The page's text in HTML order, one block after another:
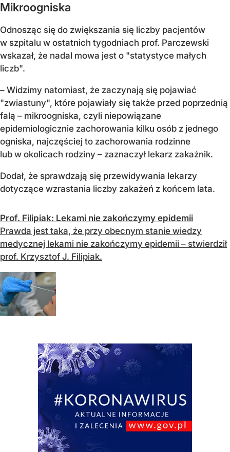
Mikroogniska
Odnosząc się do zwiększania się liczby pacjentów
w szpitalu w ostatnich tygodniach prof. Parczewski
wskazał, że nadal mowa jest o "statystyce małych
liczb".
– Widzimy natomiast, że zaczynają się pojawiać
"zwiastuny", które pojawiały się także przed poprzednią
falą – mikroogniska, czyli niepowiązane
epidemiologicznie zachorowania kilku osób z jednego
ogniska, najczęściej to zachorowania rodzinne
lub w okolicach rodziny – zaznaczył lekarz zakaźnik.
Dodał, że sprawdzają się przewidywania lekarzy
dotyczące wzrastania liczby zakażeń z końcem lata.
Prof. Filipiak: Lekami nie zakończymy epidemii
Prawda jest taka, że przy obecnym stanie wiedzy
medycznej lekami nie zakończymy epidemii – stwierdził
prof. Krzysztof J. Filipiak.